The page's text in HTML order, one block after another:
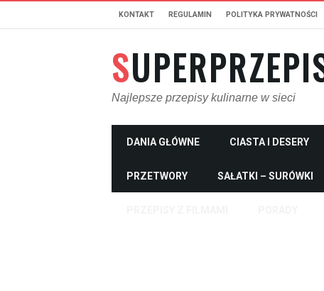
KONTAKT REGULAMIN POLITYKA PRYWATNOŚCI
Najlepsze przepisy kulinarne w sieci
DANIA GŁÓWNE CIASTA I DESERY
PRZETWORY SAŁATKI – SURÓWKI